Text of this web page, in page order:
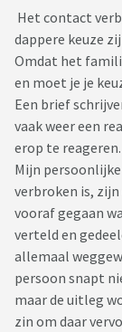
Het contact
dappere keuze
Omdat het
en moet je je
Een brief
vaak weer een
erop te reageren.
Mijn
verbroken is,
vooraf gegaan
verteld en
allemaal
persoon snapt
maar de uitleg
zin om daar